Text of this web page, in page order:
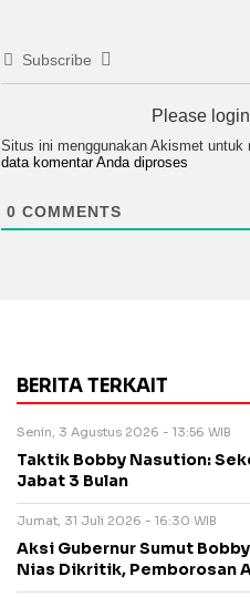
Subscribe
Please
Situs ini menggunakan Akismet untuk
data komentar Anda diproses
0 COMMENTS
BERITA TERKAIT
Senin, 3 Agustus 2026 - 13:56 WIB
Taktik Bobby Nasution:
Jabat 3 Bulan
Jumat, 31 Juli 2026 - 16:30 WIB
Aksi Gubernur Sumut
Nias Dikritik, Pemborosan